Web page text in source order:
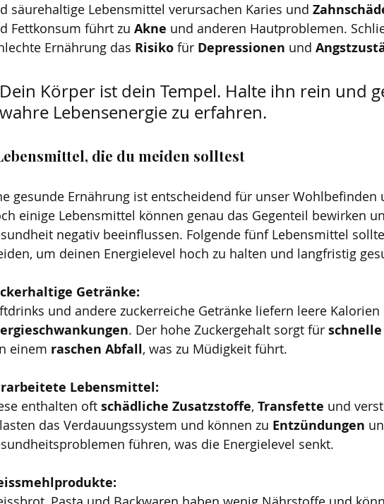
säurehaltige Lebensmittel verursachen Karies und
Fettkonsum führt zu Akne und anderen Hautproblemen.
Ernährung das Risiko für Depressionen und
Dein Körper ist dein Tempel. Halte ihn rein und
wahre Lebensenergie zu erfahren.
die du meiden solltest
gesunde Ernährung ist entscheidend für unser Wohlbefinden
einige Lebensmittel können genau das Gegenteil bewirken
negativ beeinflussen. Folgende fünf Lebensmittel
um deinen Energielevel hoch zu halten und langfristig
Getränke:
und andere zuckerreiche Getränke liefern leere
. Der hohe Zuckergehalt sorgt für
einem raschen Abfall, was zu Müdigkeit führt.
Lebensmittel:
enthalten oft schädliche Zusatzstoffe, Transfette und
das Verdauungssystem und können zu Entzündungen
führen, was die Energielevel senkt.